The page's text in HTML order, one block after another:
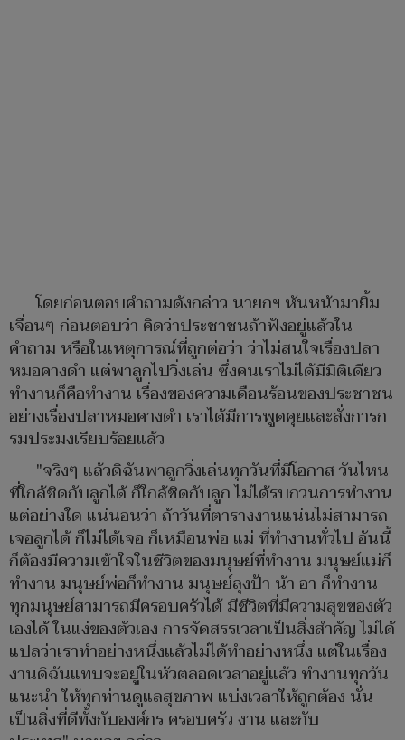
โดยก่อนตอบคำถามดังกล่าว นายกฯ หันหน้ามายิ้ม
เจื่อนๆ ก่อนตอบว่า คิดว่าประชาชนถ้าฟังอยู่แล้วใน
คำถาม หรือในเหตุการณ์ที่ถูกต่อว่า ว่าไม่สนใจเรื่องปลา
หมอคางดำ แต่พาลูกไปวิ่งเล่น ซึ่งคนเราไม่ได้มีมิติเดียว
ทำงานก็คือทำงาน เรื่องของความเดือนร้อนของประชาชน
อย่างเรื่องปลาหมอคางดำ เราได้มีการพูดคุยและสั่งการก
รมประมงเรียบร้อยแล้ว
"จริงๆ แล้วดิฉันพาลูกวิ่งเล่นทุกวันที่มีโอกาส วันไหน
ที่ใกล้ชิดกับลูกได้ ก็ใกล้ชิดกับลูก ไม่ได้รบกวนการทำงาน
แต่อย่างใด แน่นอนว่า ถ้าวันที่ตารางงานแน่นไม่สามารถ
เจอลูกได้ ก็ไม่ได้เจอ ก็เหมือนพ่อ แม่ ที่ทำงานทั่วไป อันนี้
ก็ต้องมีความเข้าใจในชีวิตของมนุษย์ที่ทำงาน มนุษย์แม่ก็
ทำงาน มนุษย์พ่อก็ทำงาน มนุษย์ลุงป้า น้า อา ก็ทำงาน
ทุกมนุษย์สามารถมีครอบครัวได้ มีชีวิตที่มีความสุขของตัว
เองได้ ในแง่ของตัวเอง การจัดสรรเวลาเป็นสิ่งสำคัญ ไม่ได้
แปลว่าเราทำอย่างหนึ่งแล้วไม่ได้ทำอย่างหนึ่ง แต่ในเรื่อง
งานดิฉันแทบจะอยู่ในหัวตลอดเวลาอยู่แล้ว ทำงานทุกวัน
แนะนำ ให้ทุกท่านดูแลสุขภาพ แบ่งเวลาให้ถูกต้อง นั่น
เป็นสิ่งที่ดีทั้งกับองค์กร ครอบครัว งาน และกับ